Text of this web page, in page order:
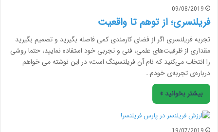
09/08/2019
فریلنسری؛ از توهم تا واقعیت
تجربه فریلنسری اگر از فضای کارمندی کمی فاصله بگیرید و تصمیم بگیرید
مقداری از ظرفیت‌های علمی، فنی و تجربی خود استفاده نمایید، حتما روشی
را انتخاب می‌کنید که نام آن فریلنسینگ است؛ در این نوشته می خواهم
درباره‌ی تجربه‌ی خودم…
بیشتر بخوانید »